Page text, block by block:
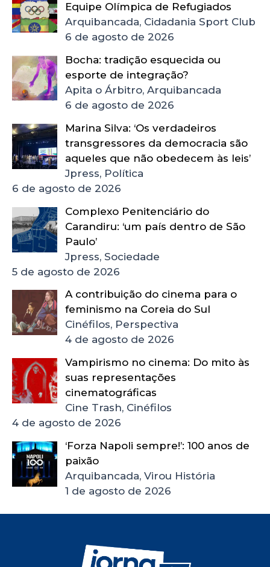
Equipe Olímpica de Refugiados
Arquibancada, Cidadania Sport Club
6 de agosto de 2026
Bocha: tradição esquecida ou
esporte de integração?
Apita o Árbitro, Arquibancada
6 de agosto de 2026
Marina Silva: ‘Os verdadeiros
transgressores da democracia são
aqueles que não obedecem às leis’
Jpress, Política
6 de agosto de 2026
Complexo Penitenciário do
Carandiru: ‘um país dentro de São
Paulo’
Jpress, Sociedade
5 de agosto de 2026
A contribuição do cinema para o
feminismo na Coreia do Sul
Cinéfilos, Perspectiva
4 de agosto de 2026
Vampirismo no cinema: Do mito às
suas representações
cinematográficas
Cine Trash, Cinéfilos
4 de agosto de 2026
‘Forza Napoli sempre!’: 100 anos de
paixão
Arquibancada, Virou História
1 de agosto de 2026